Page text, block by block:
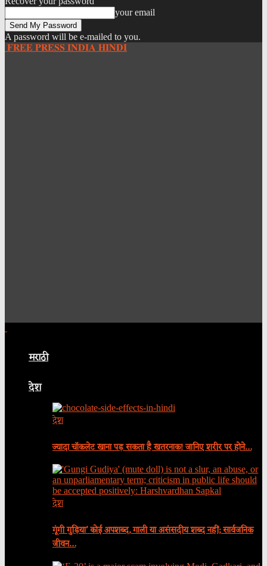
your email
A password will be e-mailed to you.
𝐅𝐑𝐄𝐄 𝐏𝐑𝐄𝐒𝐒 𝐈𝐍𝐃𝐈𝐀 𝐇𝐈𝐍𝐃𝐈
मराठी
देश
देश
ज्यादा चॉकलेट खाना पड़ सकता है खतरनाक! जानिए शरीर पर होने…
देश
गूंगी गुड़िया’ कोई अपशब्द, गाली या असंसदीय शब्द नहीं; सार्वजनिक
जीवन…